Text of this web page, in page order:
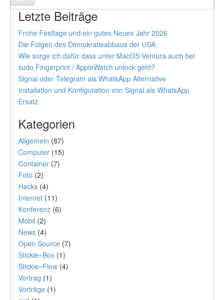
Letzte Beiträge
Frohe Festtage und ein gutes Neues Jahr 2026
Die Folgen des Demokratieabbaus der USA
Wie sorge ich dafür dass unter MacOS Ventura auch bei
sudo Fingerprint / AppleWatch unlock geht?
Signal oder Telegram als WhatsApp Alternative
Installation und Konfiguration von Signal als WhatsApp
Ersatz
Kategorien
Allgemein (87)
Computer (15)
Container (7)
Foto (2)
Hacks (4)
Internet (11)
Konferenz (6)
Mobil (2)
News (4)
Open Source (7)
Stickie~Box (1)
Stickie~Flow (4)
Vortrag (1)
Vorträge (1)